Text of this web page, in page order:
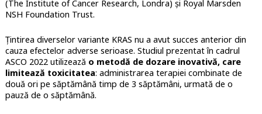
(The Institute of Cancer Research, Londra) şi Royal Marsden
NSH Foundation Trust.
Ţintirea diverselor variante KRAS nu a avut succes anterior din
cauza efectelor adverse serioase. Studiul prezentat în cadrul
ASCO 2022 utilizează o metodă de dozare inovativă, care
limitează toxicitatea: administrarea terapiei combinate de
două ori pe săptămână timp de 3 săptămâni, urmată de o
pauză de o săptămână.